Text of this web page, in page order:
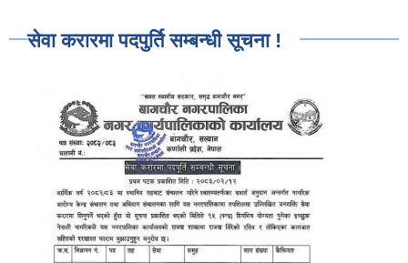
सेवा करारमा पदपुर्ति सम्बन्धी सूचना !